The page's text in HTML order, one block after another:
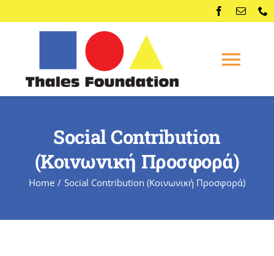
Competitions
Membership
Social Contribution
(Κοινωνική Προσφορά)
Home Social Contribution (Κοινωνική Προσφορά)